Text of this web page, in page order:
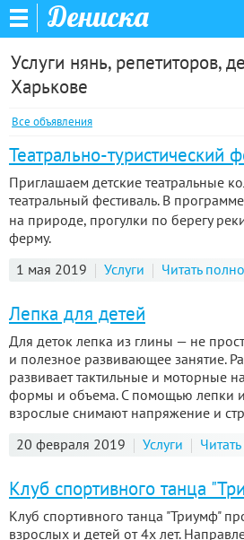
Дениска
Услуги нянь, репетиторов,
Харькове
Все объявления
Театрально-туристический
Приглашаем детские театральные
театральный фестиваль. В
на природе, прогулки по берегу
ферму.
1 мая 2019
Услуги Читать
Лепка для детей
Для деток лепка из глины — не
и полезное развивающее занятие.
развивает тактильные и моторные
формы и объема. С помощью лепки
взрослые снимают напряжение и
20 февраля 2019
Услуги
Клуб спортивного танца
Клуб спортивного танца "Триумф"
взрослых и детей от 4х лет.